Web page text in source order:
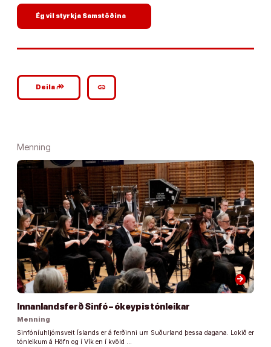
Ég vil styrkja Samstöðina
Deilagoogle_plus_reshare link
Menning
arrow_forward
Innanlandsferð Sinfó – ókeypis tónleikar
Menning
Sinfóníuhljómsveit Íslands er á ferðinni um Suðurland þessa dagana. Lokið er
tónleikum á Höfn og í Vík en í kvöld …